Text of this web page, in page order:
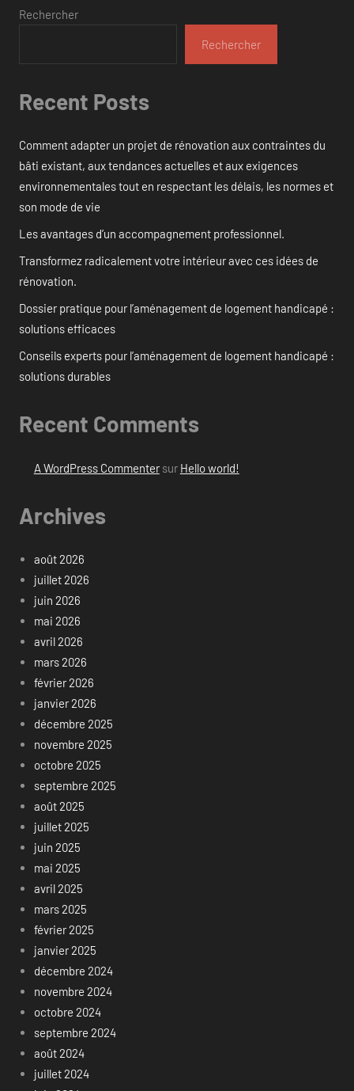
Rechercher
Rechercher
Recent Posts
Comment adapter un projet de rénovation aux contraintes du
bâti existant, aux tendances actuelles et aux exigences
environnementales tout en respectant les délais, les normes et
son mode de vie
Les avantages d’un accompagnement professionnel.
Transformez radicalement votre intérieur avec ces idées de
rénovation.
Dossier pratique pour l’aménagement de logement handicapé :
solutions efficaces
Conseils experts pour l’aménagement de logement handicapé :
solutions durables
Recent Comments
A WordPress Commentersur Hello world!
Archives
août 2026
juillet 2026
juin 2026
mai 2026
avril 2026
mars 2026
février 2026
janvier 2026
décembre 2025
novembre 2025
octobre 2025
septembre 2025
août 2025
juillet 2025
juin 2025
mai 2025
avril 2025
mars 2025
février 2025
janvier 2025
décembre 2024
novembre 2024
octobre 2024
septembre 2024
août 2024
juillet 2024